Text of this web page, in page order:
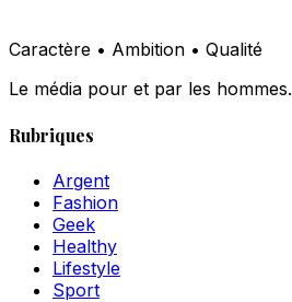
Caractère • Ambition • Qualité
Le média pour et par les hommes.
Rubriques
Argent
Fashion
Geek
Healthy
Lifestyle
Sport